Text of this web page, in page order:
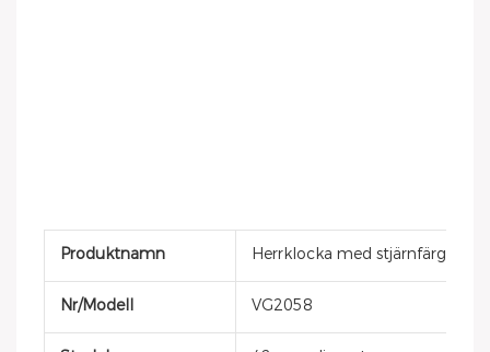
Produktnamn Herrklocka med stjärnfärgad
Nr/Modell VG2058